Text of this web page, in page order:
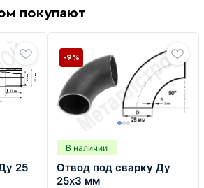
покупают
25
В наличии
Отвод под сварку Ду
25х3 мм
-9%